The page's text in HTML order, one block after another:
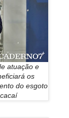
atuação e
os
do esgoto